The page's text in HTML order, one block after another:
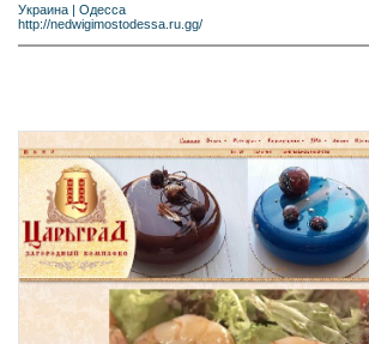
Украина | Одесса
http://nedwigimostodessa.ru.gg/